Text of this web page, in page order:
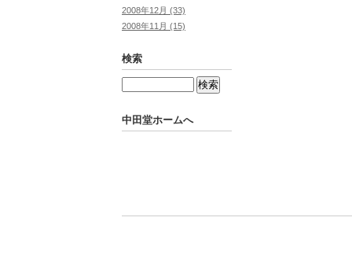
2008年12月 (33)
2008年11月 (15)
検索
中田堂ホームへ